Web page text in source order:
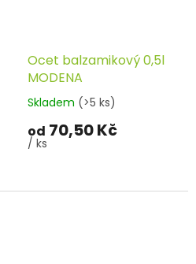
Ocet balzamikový 0,5l
MODENA
Skladem (>5 ks)
od 70,50 Kč
/ ks